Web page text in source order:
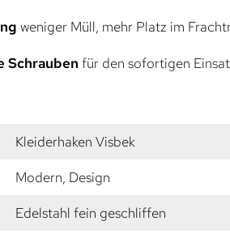
weniger Müll, mehr Platz im
Schrauben für den sofortigen
Kleiderhaken Visbek
Modern, Design
Edelstahl fein geschliffen